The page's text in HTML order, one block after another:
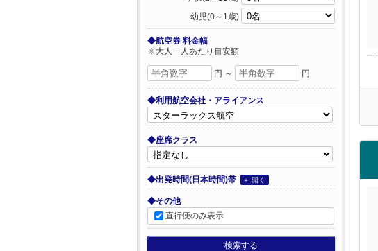
幼児(0～1歳)
◆航空券 料金幅
※大人一人あたり目安額
円 ～ 円
◆利用航空会社・アライアンス
◆座席クラス
◆出発時間(日本時間)帯 ＋ 開く
◆その他
直行便のみ表示
検索する